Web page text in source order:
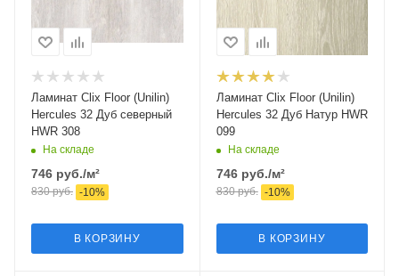
Ламинат Clix Floor (Unilin)
Hercules 32 Дуб северный
HWR 308
На складе
746 руб./м²
830руб. -10%
В КОРЗИНУ
Ламинат Clix Floor (Unilin)
Hercules 32 Дуб Натур HWR
099
На складе
746руб./м²
830руб. -10%
В КОРЗИНУ